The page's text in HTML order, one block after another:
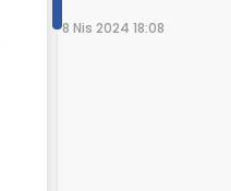
8 Nis 2024 18:08